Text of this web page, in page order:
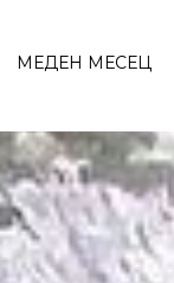
МЕДЕН МЕСЕЦ